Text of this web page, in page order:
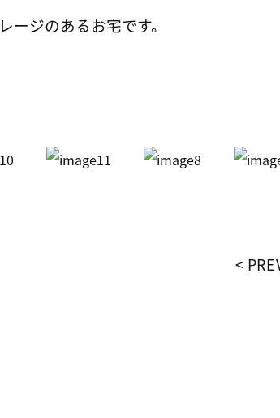
ジのあるお宅です。